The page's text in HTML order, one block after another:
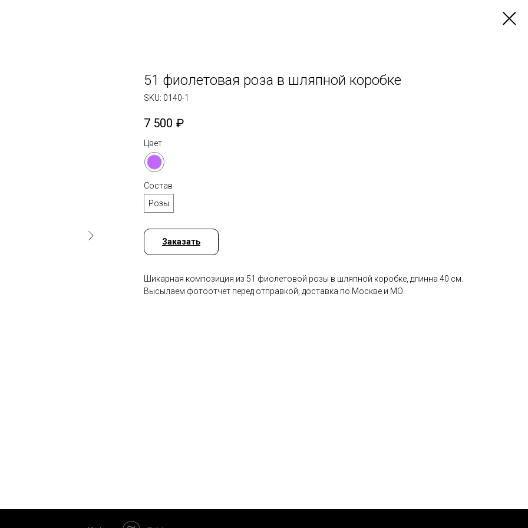
51 фиолетовая роза в шляпной коробке
SKU: 0140-1
7 500 ₽
Цвет
Состав
Розы
Заказать
Шикарная композиция из 51 фиолетовой розы в шляпной коробке, длинна 40 см.
Высылаем фотоотчет перед отправкой, доставка по Москве и МО.